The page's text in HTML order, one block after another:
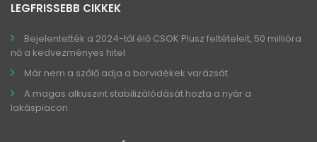
LEGFRISSEBB CIKKEK
Bejelentették a 2024-től élő CSOK Plusz feltételeit, 50 millióra
nő a kedvezményes hitel
Már nem a szőlő adja a borvidékek varázsát
A magas alkuszint stabilizálódását hozta a nyár a
lakáspiacon